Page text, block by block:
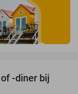
38%
-diner bij